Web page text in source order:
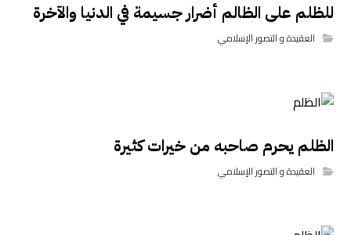
للظلم على الظالم أضرار جسيمة في الدنيا والآخرة
العقيدة و التصور الإسلامي
الظلم يحرم صاحبه من خيرات كثيرة
العقيدة و التصور الإسلامي